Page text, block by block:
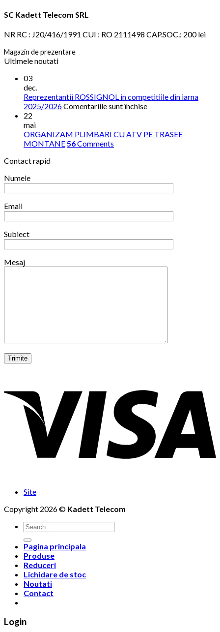
SC Kadett Telecom SRL
NR RC : J20/416/1991 CUI : RO 2111498 CAP.SOC.: 200 lei
Magazin de prezentare
Ultimele noutati
03
dec.
Reprezentantii ROSSIGNOL in competitiile din iarna
2025/2026Comentariile sunt închisepentru
in
22
mai
ORGANIZAM PLIMBARI CU ATV PE TRASEE
MONTANE56Comments
Contact rapid
Numele
Email
Subiect
Mesaj
Site
Copyright 2026 © Kadett Telecom
Search
for:
Pagina principala
Produse
Reduceri
Lichidare de stoc
Noutati
Contact
Login